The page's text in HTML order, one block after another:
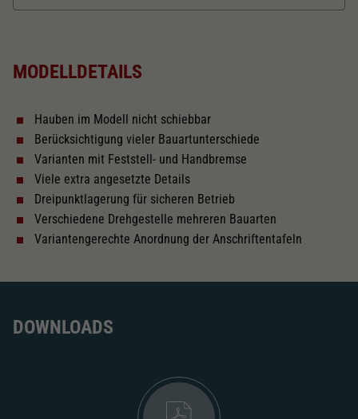
Kurzkupplungskinematik
2187
Tauschsatz für Wechselstrom
Schliessen
MODELLDETAILS
Hauben im Modell nicht schiebbar
Berücksichtigung vieler Bauartunterschiede
Varianten mit Feststell- und Handbremse
Viele extra angesetzte Details
Dreipunktlagerung für sicheren Betrieb
Verschiedene Drehgestelle mehreren Bauarten
Variantengerechte Anordnung der Anschriftentafeln
DOWNLOADS
Webseiten-Betreiber dies eingestellt hat.